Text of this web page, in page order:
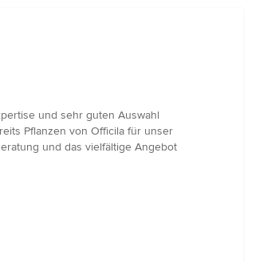
und sehr guten Auswahl
Pflanzen von Officila für unser
und das vielfältige Angebot